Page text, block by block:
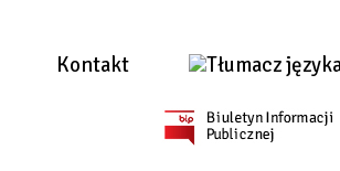
Kontakt